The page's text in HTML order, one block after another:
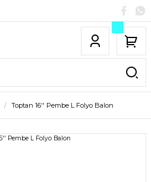
Toptan 16'' Pembe L Folyo Balon